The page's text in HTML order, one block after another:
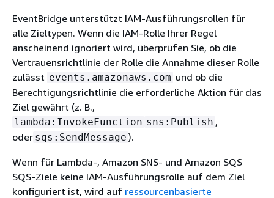
EventBridge unterstützt IAM-Ausführungsrollen für
alle Zieltypen. Wenn die IAM-Rolle Ihrer Regel
anscheinend ignoriert wird, überprüfen Sie, ob die
Vertrauensrichtlinie der Rolle die Annahme dieser Rolle
zulässt events.amazonaws.com und ob die
Berechtigungsrichtlinie die erforderliche Aktion für das
Ziel gewährt (z. B.,
lambda:InvokeFunction sns:Publish ,
oder sqs:SendMessage ).
Wenn für Lambda-, Amazon SNS- und Amazon SQS
SQS-Ziele keine IAM-Ausführungsrolle auf dem Ziel
konfiguriert ist, wird auf ressourcenbasierte